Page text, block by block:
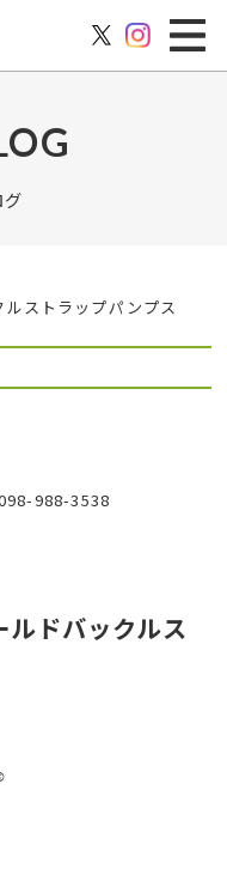
ルストラップパンプス
988-3538
ルドバックルス